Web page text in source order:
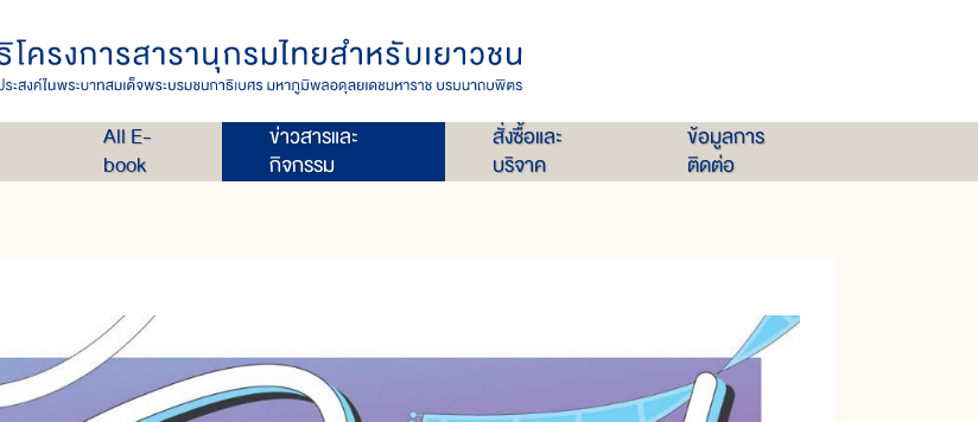
All E-
book
ข่าวสารและ
กิจกรรม
สั่งซื้อและ
บริจาค
ข้อมูลการ
ติดต่อ